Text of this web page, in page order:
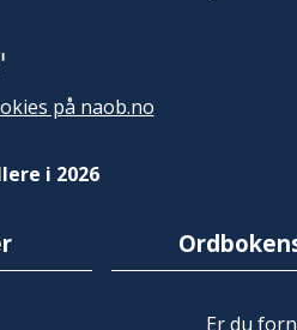
på naob.no
i 2026
Er du